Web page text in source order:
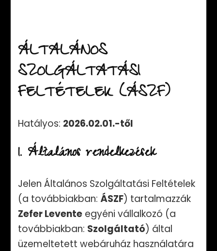
ÁLTALÁNOS
SZOLGÁLTATÁSI
FELTÉTELEK (ÁSZF)
Hatályos: 2026.02.01.-től
1. Általános rendelkezések
Jelen Általános Szolgáltatási Feltételek
(a továbbiakban:ÁSZF) tartalmazzák
Zefer Levente egyéni vállalkozó (a
továbbiakban: Szolgáltató) által
üzemeltetett webáruház használatára